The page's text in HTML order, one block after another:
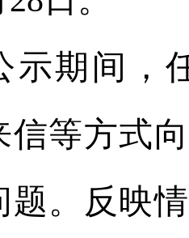
间，任
信等方式
题。反映